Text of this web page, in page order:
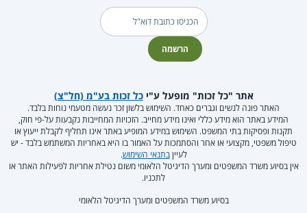
דוא"ל
הרשמה
אתר "כל זכות" מופעל ע"יכל זכות בע"מ (חל"צ)
האתר פונה לנשים וגברים כאחד. השימוש בלשון זכר נעשה מטעמי נוחות בלבד.
המידע באתר הוא מידע כללי ואינו מידע מחייב. הזכויות המחייבות נקבעות על-פי חוק,
תקנות ופסיקות בתי המשפט. השימוש במידע המופיע באתר אינו תחליף לקבלת ייעוץ או
טיפול משפטי, מקצועי או אחר והסתמכות על האמור בו היא באחריות המשתמש בלבד - יש
לעייןבתנאי השימוש.
אין בסיוע משרד המשפטים ומערך הדיגיטל הלאומי משום נטילת אחריות לפעילות האתר או
לתכניו.
בסיוע משרד המשפטים ומערך הדיגיטל הלאומי